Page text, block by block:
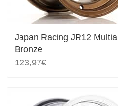
Japan Racing JR12
Bronze
123,97€